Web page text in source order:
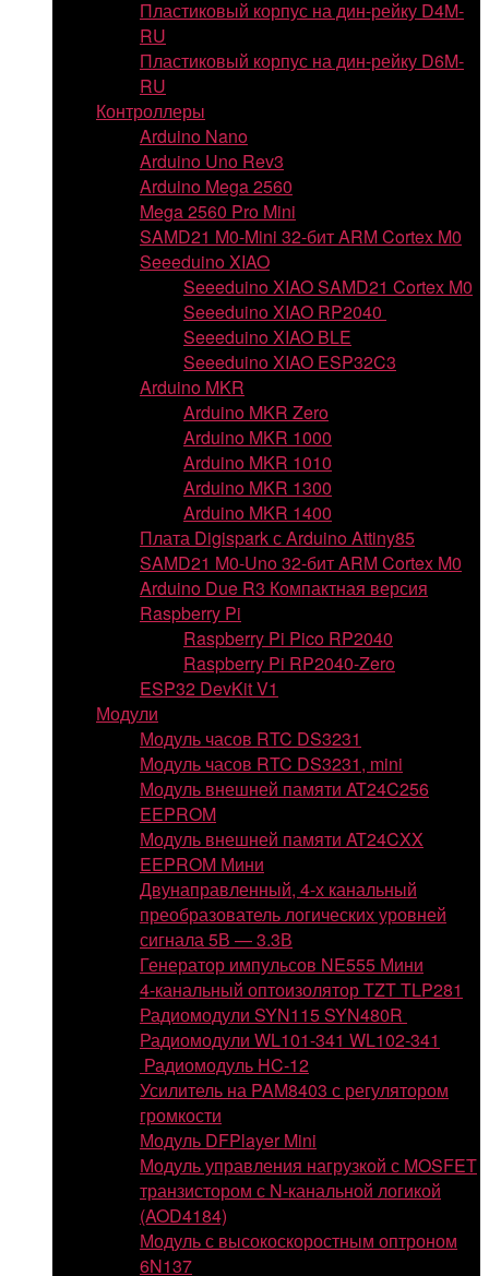
Пластиковый корпус на дин-рейку D4M-
RU
Пластиковый корпус на дин-рейку D6M-
RU
Контроллеры
Arduino Nano
Arduino Uno Rev3
Arduino Mega 2560
Mega 2560 Pro Mini
SAMD21 M0-Mini 32-бит ARM Cortex M0
Seeeduino XIAO
Seeeduino XIAO SAMD21 Cortex M0
Seeeduino XIAO RP2040
Seeeduino XIAO BLE
Seeeduino XIAO ESP32C3
Arduino MKR
Arduino MKR Zero
Arduino MKR 1000
Arduino MKR 1010
Arduino MKR 1300
Arduino MKR 1400
Плата Digispark с Arduino Attiny85
SAMD21 M0-Uno 32-бит ARM Cortex M0
Arduino Due R3 Компактная версия
Raspberry Pi
Raspberry Pi Pico RP2040
Raspberry Pi RP2040-Zero
ESP32 DevKit V1
Модули
Модуль часов RTC DS3231
Модуль часов RTC DS3231, mini
Модуль внешней памяти AT24C256
EEPROM
Модуль внешней памяти AT24CXX
EEPROM Мини
Двунаправленный, 4-х канальный
преобразователь логических уровней
сигнала 5В — 3.3В
Генератор импульсов NE555 Мини
4-канальный оптоизолятор TZT TLP281
Радиомодули SYN115 SYN480R
Радиомодули WL101-341 WL102-341
Радиомодуль HC-12
Усилитель на PAM8403 с регулятором
громкости
Модуль DFPlayer Mini
Модуль управления нагрузкой с MOSFET
транзистором с N-канальной логикой
(AOD4184)
Модуль с высокоскоростным оптроном
6N137